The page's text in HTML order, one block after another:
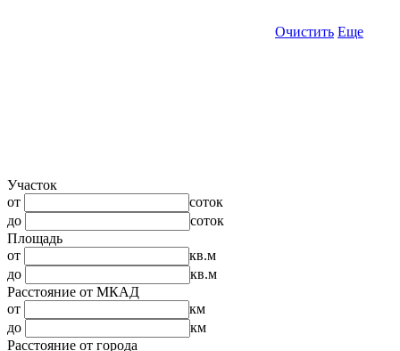
Очистить Еще
Участок
от
соток
до
соток
Площадь
от
кв.м
до
кв.м
Расстояние от МКАД
от
км
до
км
Расстояние от города